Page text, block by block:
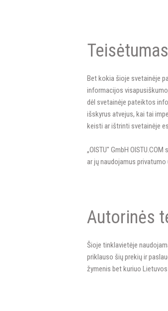
Teisėtumas
Bet kokia šioje svetainėje
informacijos
dėl svetainėje pateiktos
išskyrus atvejus, kai tai
keisti ar ištrinti svetainėje
„OISTU" GmbH
ar jų naudojamus
Autorinės
Šioje tinklavietėje
priklauso šių prekių ir
žymenis bet kuriuo